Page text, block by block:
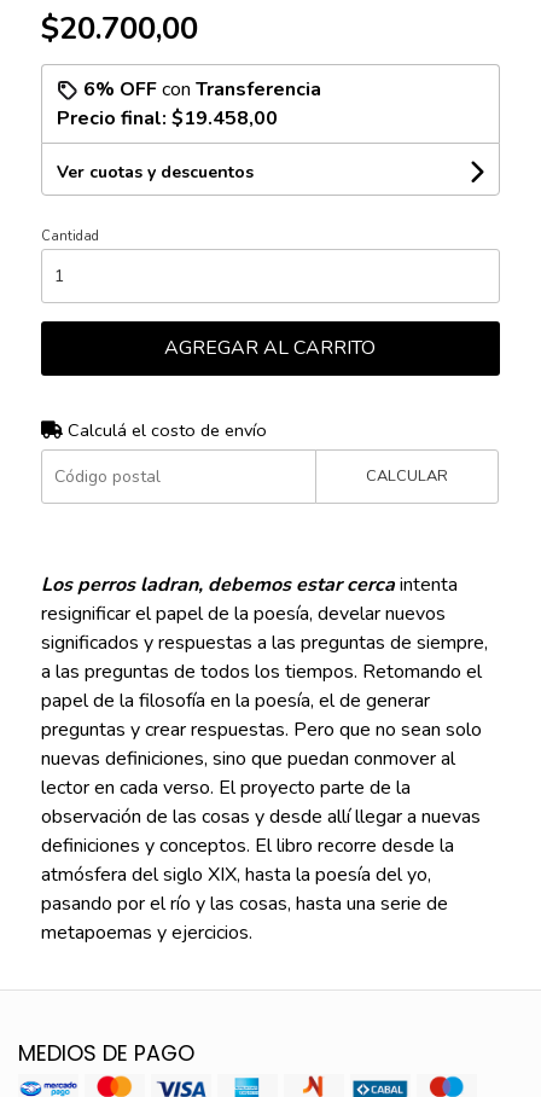
$20.700,00
6% OFFcon Transferencia
Precio final: $19.458,00
Ver cuotas y descuentos
Cantidad
AGREGAR AL CARRITO
Calculá el costo de envío
CALCULAR
Los perros ladran, debemos estar cercaintenta
resignificar el papel de la poesía, develar nuevos
significados y respuestas a las preguntas de siempre,
a las preguntas de todos los tiempos. Retomando el
papel de la filosofía en la poesía, el de generar
preguntas y crear respuestas. Pero que no sean solo
nuevas definiciones, sino que puedan conmover al
lector en cada verso. El proyecto parte de la
observación de las cosas y desde allí llegar a nuevas
definiciones y conceptos. El libro recorre desde la
atmósfera del siglo XIX, hasta la poesía del yo,
pasando por el río y las cosas, hasta una serie de
metapoemas y ejercicios.
MEDIOS DE PAGO